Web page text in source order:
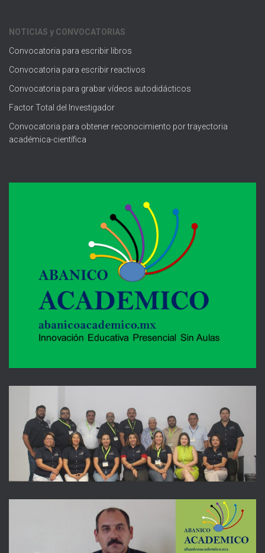
NOTICIAS y CONVOCATORIAS
Convocatoria para escribir libros
Convocatoria para escribir reactivos
Convocatoria para grabar vídeos autodidácticos
Factor Total del Investigador
Convocatoria para obtener reconocimiento por trayectoria
académica-científica